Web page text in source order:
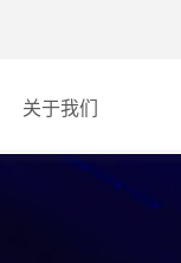
关于我们